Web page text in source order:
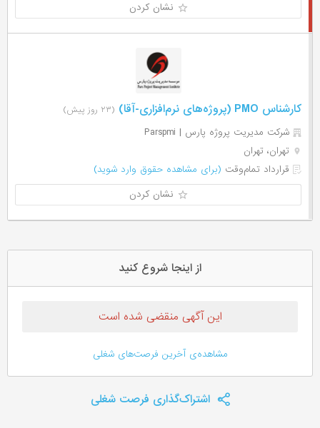
نشان کردن
کارشناس PMO (پروژه‌های نرم‌افزاری-آقا) (۲۳ روز پیش)
شرکت مدیریت پروژه پارس | Parspmi
تهران، تهران
قرارداد تمام‌وقت (برای مشاهده حقوق وارد شوید)
نشان کردن
از اینجا شروع کنید
این آگهی منقضی شده است
مشاهده‌ی آخرین فرصت‌های شغلی
اشتراک‌گذاری فرصت شغلی